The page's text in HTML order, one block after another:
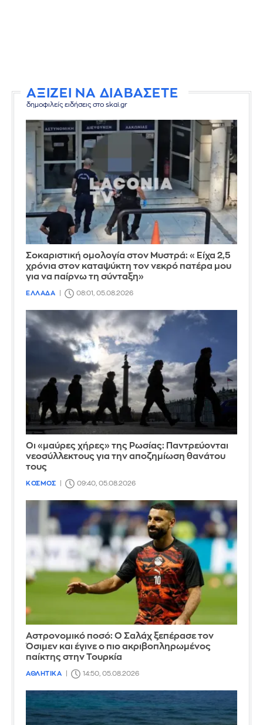
ΑΞΙΖΕΙ ΝΑ ΔΙΑΒΑΣΕΤΕ
δημοφιλείς ειδήσεις στο skai.gr
Σοκαριστική ομολογία στον Μυστρά: «Είχα 2,5
χρόνια στον καταψύκτη τον νεκρό πατέρα μου
για να παίρνω τη σύνταξη»
ΕΛΛΑΔΑ 08:01, 05.08.2026
Οι «μαύρες χήρες» της Ρωσίας: Παντρεύονται
νεοσύλλεκτους για την αποζημίωση θανάτου
τους
ΚΟΣΜΟΣ 09:40, 05.08.2026
Αστρονομικό ποσό: Ο Σαλάχ ξεπέρασε τον
Όσιμεν και έγινε ο πιο ακριβοπληρωμένος
παίκτης στην Τουρκία
ΑΘΛΗΤΙΚΑ 14:50, 05.08.2026